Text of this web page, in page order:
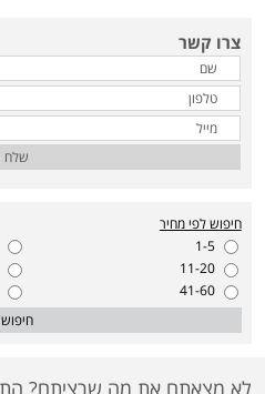
צרו קשר
שלח
חיפוש לפי מחיר
1-5
11-20
41-60
חיפוש